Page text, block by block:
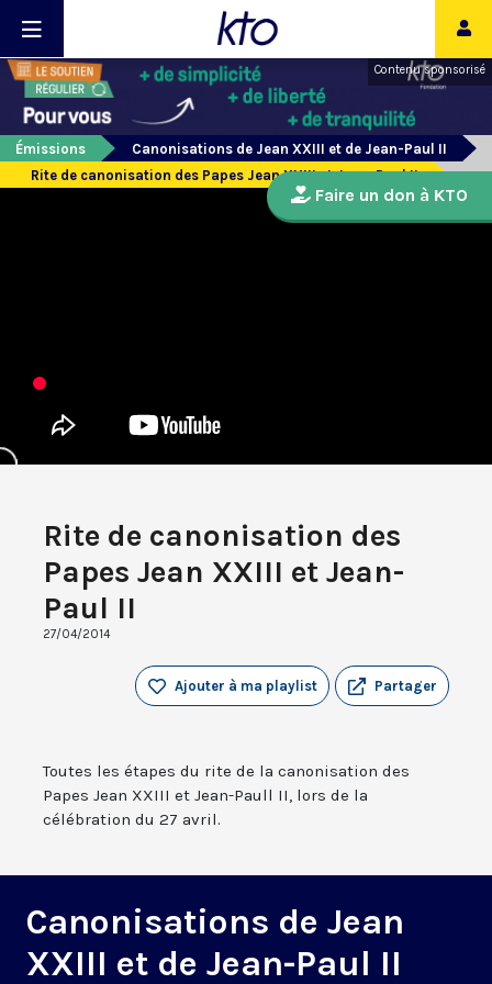
Contenu sponsorisé
Émissions
Canonisations de Jean XXIII et de Jean-Paul II
Rite de canonisation des Papes Jean XXIII et Jean-Paul II
Rite de canonisation des
Papes Jean XXIII et Jean-
Paul II
27/04/2014
Partager
Ajouter à ma playlist
Toutes les étapes du rite de la canonisation des
Papes Jean XXIII et Jean-Paull II, lors de la
célébration du 27 avril.
Canonisations de Jean
XXIII et de Jean-Paul II
Faire un don à KTO